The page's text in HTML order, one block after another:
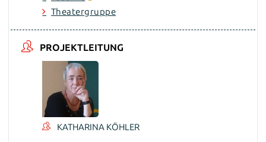
Theatergruppe
PROJEKTLEITUNG
KATHARINA KÖHLER